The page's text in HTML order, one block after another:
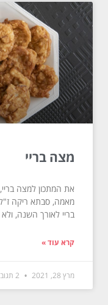
מצה בריי
את המתכון למצה
מאמה, סבתא ריקה
בריי לאורך השנה,
קרא עוד »
מרץ 28, 2021